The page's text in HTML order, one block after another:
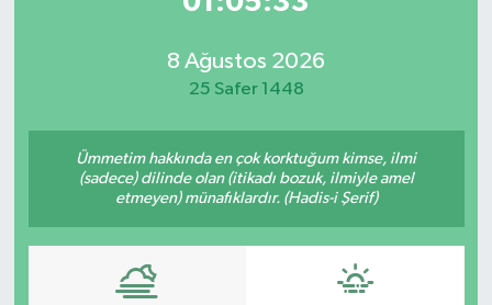
8 Ağustos 2026
25 Safer 1448
Ümmetim hakkında en çok korktuğum kimse, ilmi
(sadece) dilinde olan (itikadı bozuk, ilmiyle amel
etmeyen) münafıklardır. (Hadis-i Şerif)